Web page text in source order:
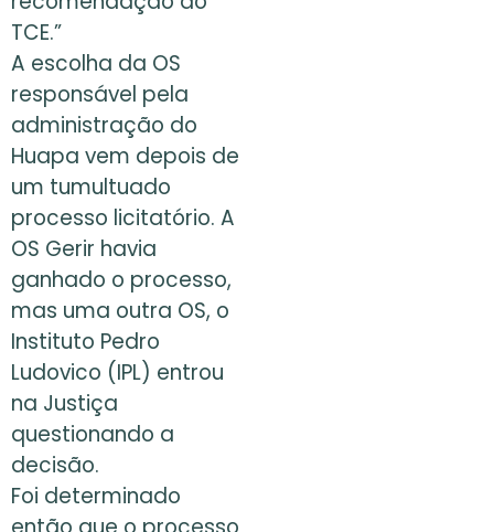
TCE.”
A escolha da OS
responsável pela
administração do
Huapa vem depois de
um tumultuado
processo licitatório. A
OS Gerir havia
ganhado o processo,
mas uma outra OS, o
Instituto Pedro
Ludovico (IPL) entrou
na Justiça
questionando a
decisão.
Foi determinado